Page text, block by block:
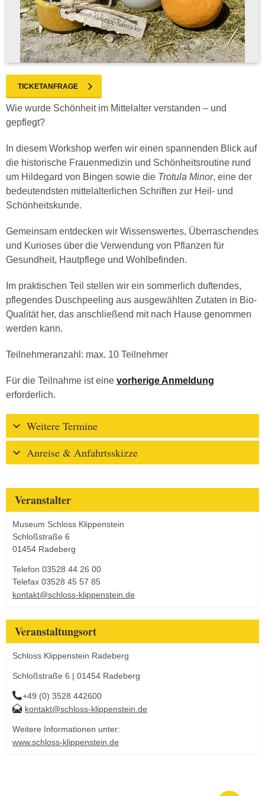
TICKETANFRAGE
Wie wurde Schönheit im Mittelalter verstanden – und
gepflegt?
In diesem Workshop werfen wir einen spannenden Blick auf
die historische Frauenmedizin und Schönheitsroutine rund
um Hildegard von Bingen sowie die Trotula Minor, eine der
bedeutendsten mittelalterlichen Schriften zur Heil- und
Schönheitskunde.
Gemeinsam entdecken wir Wissenswertes, Überraschendes
und Kurioses über die Verwendung von Pflanzen für
Gesundheit, Hautpflege und Wohlbefinden.
Im praktischen Teil stellen wir ein sommerlich duftendes,
pflegendes Duschpeeling aus ausgewählten Zutaten in Bio-
Qualität her, das anschließend mit nach Hause genommen
werden kann.
Teilnehmeranzahl: max. 10 Teilnehmer
Für die Teilnahme ist eine vorherige Anmeldung
erforderlich.
Weitere Termine
Anreise & Anfahrtsskizze
Veranstalter
Museum Schloss Klippenstein
Schloßstraße 6
01454 Radeberg
Telefon 03528 44 26 00
Telefax 03528 45 57 85
kontakt@schloss-klippenstein.de
Veranstaltungsort
Schloss Klippenstein Radeberg
Schloßstraße 6 | 01454 Radeberg
+49 (0) 3528 442600
kontakt@schloss-klippenstein.de
Weitere Informationen unter:
www.schloss-klippenstein.de